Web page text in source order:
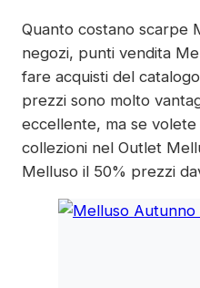
Quanto costano scarpe
negozi, punti vendita
fare acquisti del
prezzi sono molto
eccellente, ma se
collezioni nel Outlet
Melluso il 50% prezzi